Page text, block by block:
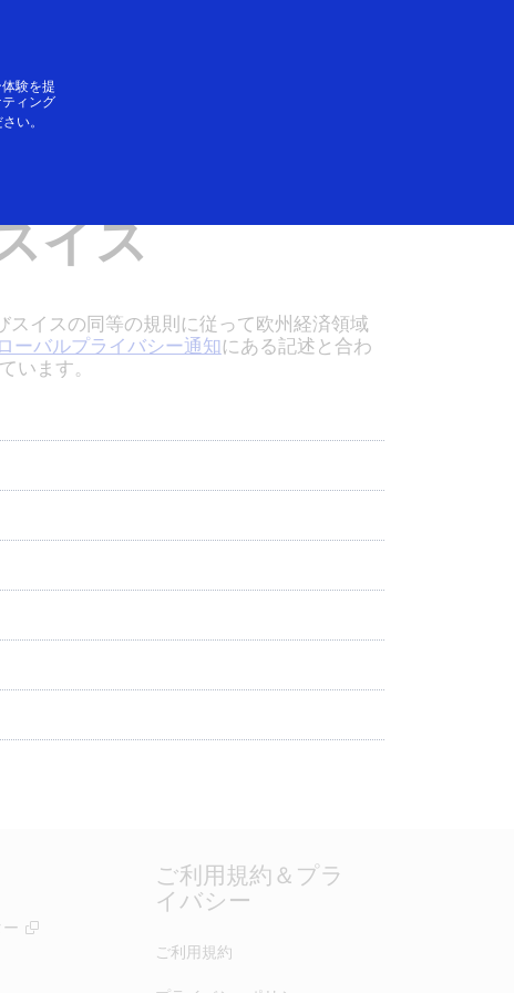
ができること
域
イス
イスの同等の規則に従って欧州経済領域
ーバルプライバシー通知にある記述と合わ
います。
ご利用規約＆プラ
イバシー
ご利用規約
験を提
ィング
い。